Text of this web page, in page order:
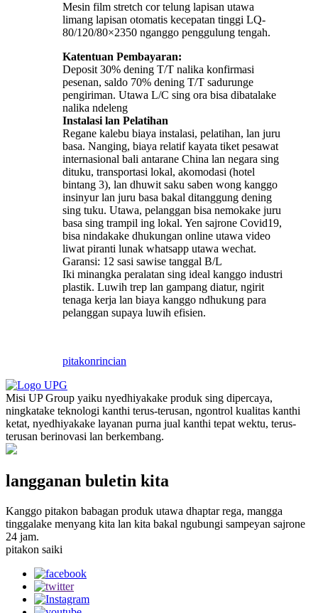
Mesin film stretch cor telung lapisan utawa
limang lapisan otomatis kecepatan tinggi LQ-
80/120/80×2350 nganggo penggulung tengah.
Katentuan Pembayaran:
Deposit 30% dening T/T nalika konfirmasi
pesenan, saldo 70% dening T/T sadurunge
pengiriman. Utawa L/C sing ora bisa dibatalake
nalika ndeleng
Instalasi lan Pelatihan
Regane kalebu biaya instalasi, pelatihan, lan juru
basa. Nanging, biaya relatif kayata tiket pesawat
internasional bali antarane China lan negara sing
dituku, transportasi lokal, akomodasi (hotel
bintang 3), lan dhuwit saku saben wong kanggo
insinyur lan juru basa bakal ditanggung dening
sing tuku. Utawa, pelanggan bisa nemokake juru
basa sing trampil ing lokal. Yen sajrone Covid19,
bisa nindakake dhukungan online utawa video
liwat piranti lunak whatsapp utawa wechat.
Garansi: 12 sasi sawise tanggal B/L
Iki minangka peralatan sing ideal kanggo industri
plastik. Luwih trep lan gampang diatur, ngirit
tenaga kerja lan biaya kanggo ndhukung para
pelanggan supaya luwih efisien.
pitakonrincian
Misi UP Group yaiku nyedhiyakake produk sing dipercaya,
ningkatake teknologi kanthi terus-terusan, ngontrol kualitas kanthi
ketat, nyedhiyakake layanan purna jual kanthi tepat wektu, terus-
terusan berinovasi lan berkembang.
langganan buletin kita
Kanggo pitakon babagan produk utawa dhaptar rega, mangga
tinggalake menyang kita lan kita bakal ngubungi sampeyan sajrone
24 jam.
pitakon saiki